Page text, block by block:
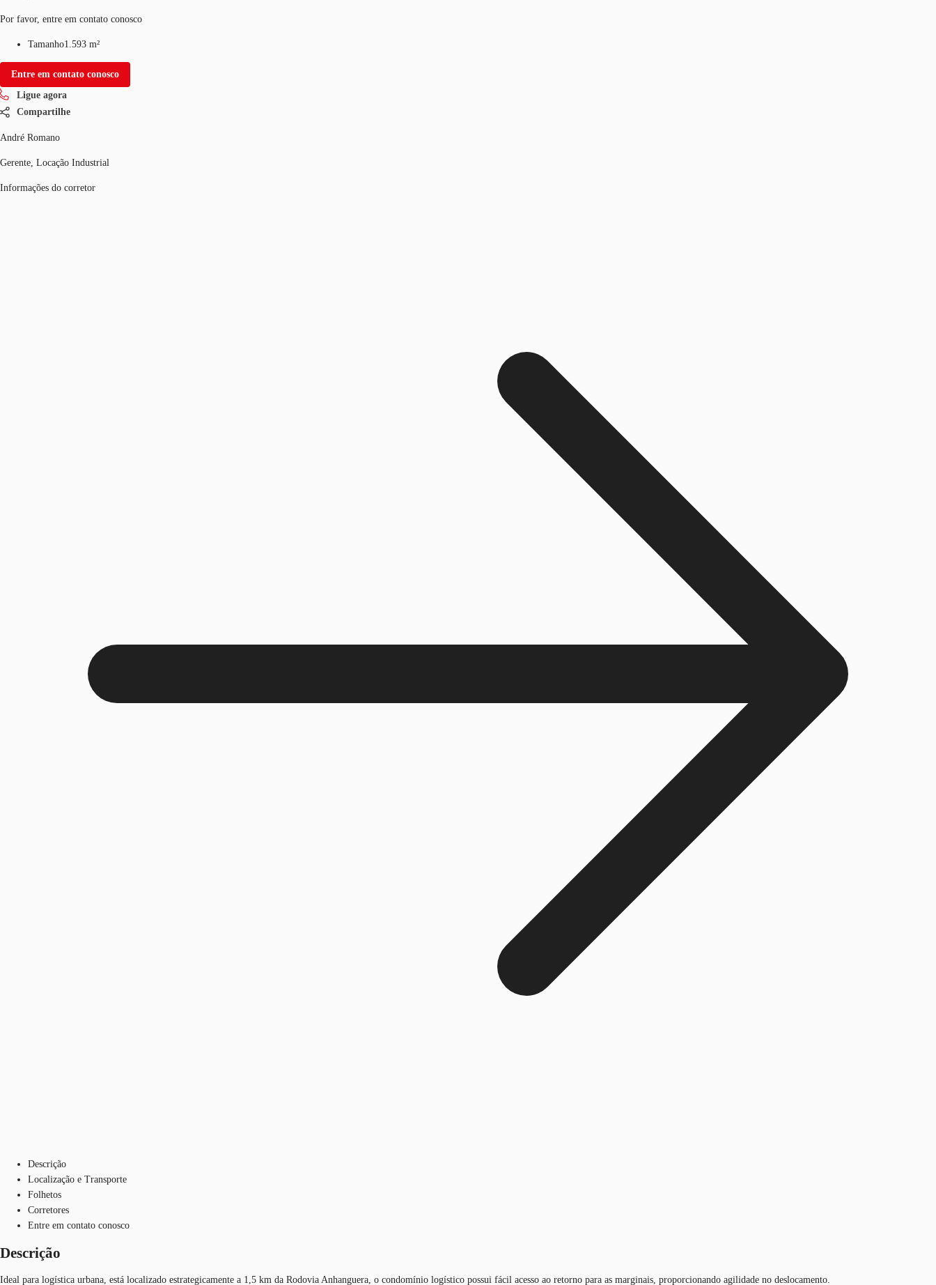
Por favor, entre em contato conosco
Tamanho1.593 m²
Entre em contato conosco
Ligue agora
Compartilhe
André Romano
Gerente, Locação Industrial
Informações do corretor
Descrição
Localização e Transporte
Folhetos
Corretores
Entre em contato conosco
Descrição
Ideal para logística urbana, está localizado estrategicamente a 1,5 km da Rodovia Anhanguera, o condomínio logístico possui fácil acesso ao retorno para as marginais, proporcionando agilidade no deslocamento.